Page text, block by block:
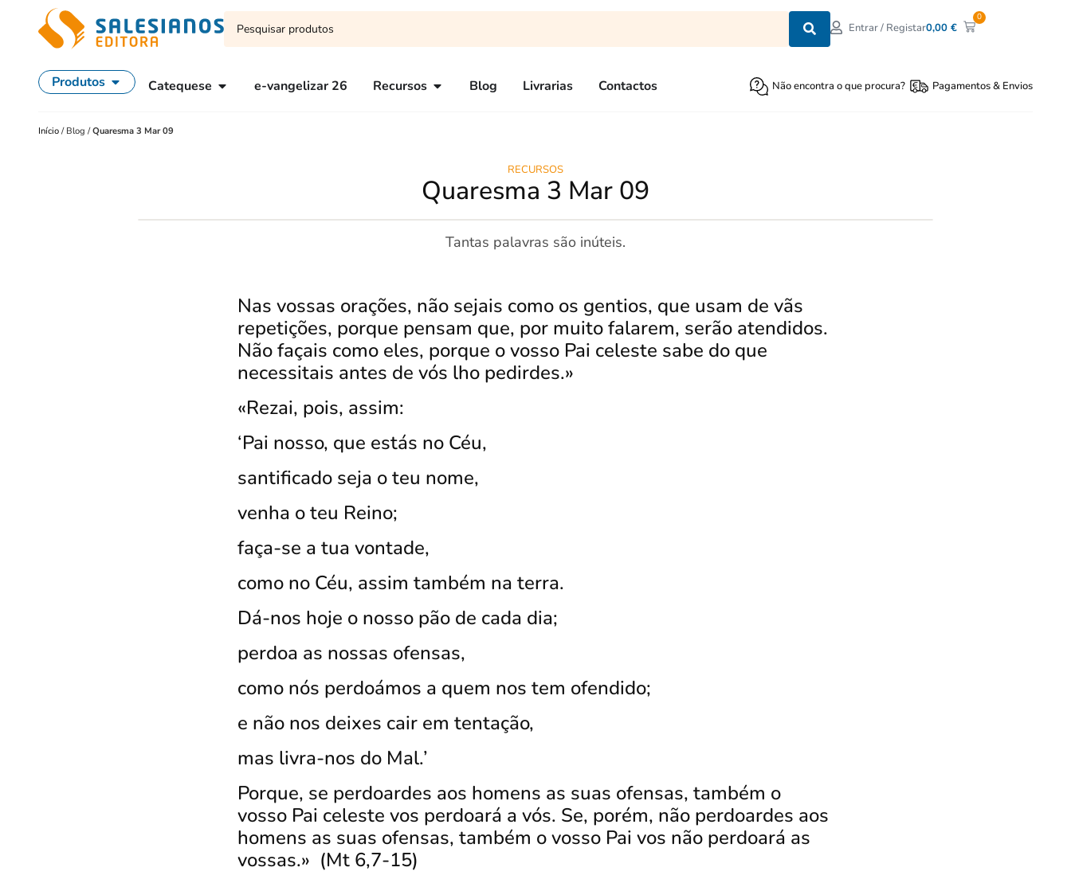
Entrar / Registar0,00€
0
Produtos Catequese e-vangelizar 26 Recursos Blog Livrarias Contactos Não encontra o que procura? Pagamentos & Envios
Início / Blog /Quaresma 3 Mar 09
RECURSOS
Quaresma 3 Mar 09
Tantas palavras são inúteis.
Nas vossas orações, não sejais como os gentios, que usam de vãs
repetições, porque pensam que, por muito falarem, serão atendidos.
Não façais como eles, porque o vosso Pai celeste sabe do que
necessitais antes de vós lho pedirdes.»
«Rezai, pois, assim:
‘Pai nosso, que estás no Céu,
santificado seja o teu nome,
venha o teu Reino;
faça-se a tua vontade,
como no Céu, assim também na terra.
Dá-nos hoje o nosso pão de cada dia;
perdoa as nossas ofensas,
como nós perdoámos a quem nos tem ofendido;
e não nos deixes cair em tentação,
mas livra-nos do Mal.’
Porque, se perdoardes aos homens as suas ofensas, também o
vosso Pai celeste vos perdoará a vós. Se, porém, não perdoardes aos
homens as suas ofensas, também o vosso Pai vos não perdoará as
vossas.» (Mt 6,7-15)